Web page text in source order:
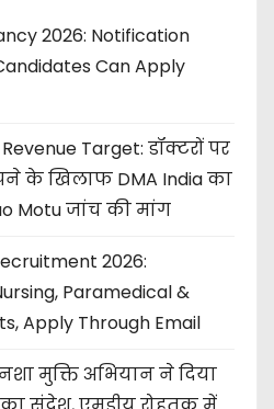
2026: Notification
Can Apply
Target: डॉक्टरों पर
के खिलाफ DMA India का
Motu जांच की मांग
2026:
Paramedical &
Apply Through Email
मुक्ति अभियान ने दिया